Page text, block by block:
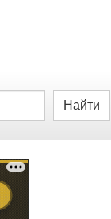
Найти